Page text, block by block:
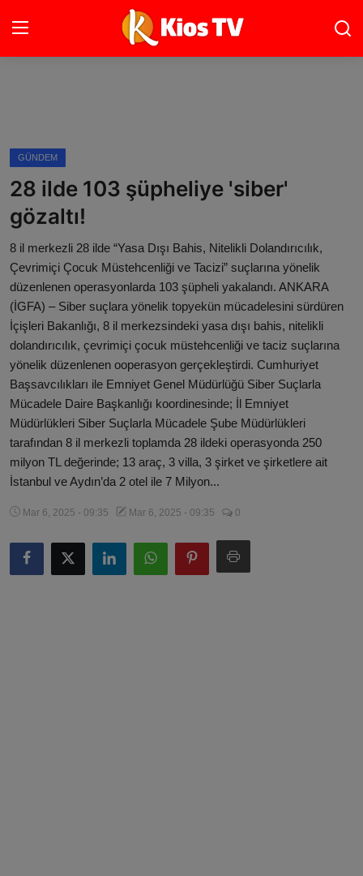
Gündem
Gemlik
Bursa
Siyaset
Spor
İletişim
Magazin
Künye
Köşe Yazıları
Gizlilik Politikası
Çerez Politikası
GÜNDEM
28 ilde 103 şüpheliye 'siber'
gözaltı!
8 il merkezli 28 ilde “Yasa Dışı Bahis, Nitelikli Dolandırıcılık,
Çevrimiçi Çocuk Müstehcenliği ve Tacizi” suçlarına yönelik
düzenlenen operasyonlarda 103 şüpheli yakalandı. ANKARA
(İGFA) – Siber suçlara yönelik topyekün mücadelesini sürdüren
İçişleri Bakanlığı, 8 il merkezsindeki yasa dışı bahis, nitelikli
dolandırıcılık, çevrimiçi çocuk müstehcenliği ve taciz suçlarına
yönelik düzenlenen ooperasyon gerçekleştirdi. Cumhuriyet
Başsavcılıkları ile Emniyet Genel Müdürlüğü Siber Suçlarla
Mücadele Daire Başkanlığı koordinesinde; İl Emniyet
Müdürlükleri Siber Suçlarla Mücadele Şube Müdürlükleri
tarafından 8 il merkezli toplamda 28 ildeki operasyonda 250
milyon TL değerinde; 13 araç, 3 villa, 3 şirket ve şirketlere ait
İstanbul ve Aydın’da 2 otel ile 7 Milyon...
Mar 6, 2025 - 09:35 Mar 6, 2025 - 09:35 0